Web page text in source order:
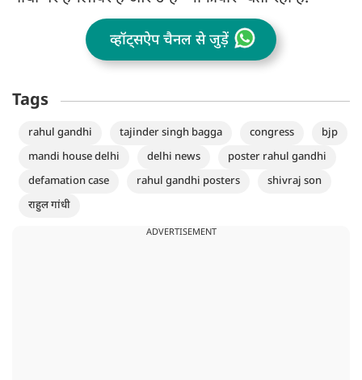
व्हॉट्सऐप चैनल से जुड़ें
Tags
rahul gandhi tajinder singh bagga congress
bjp
mandi house delhi
delhi news
poster rahul gandhi
defamation case
rahul gandhi posters
shivraj son
राहुल गांधी
ADVERTISEMENT